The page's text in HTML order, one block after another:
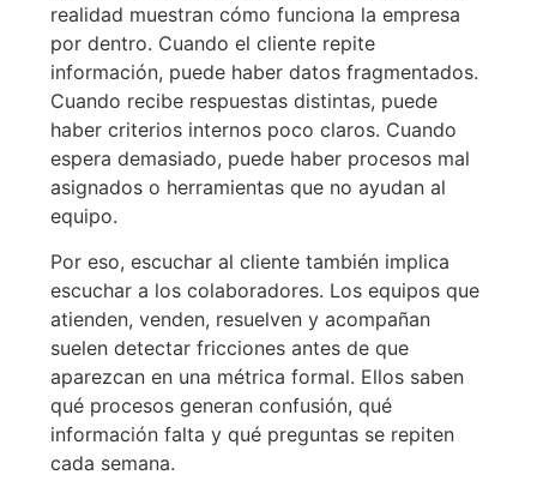
realidad muestran cómo funciona la empresa
por dentro. Cuando el cliente repite
información, puede haber datos fragmentados.
Cuando recibe respuestas distintas, puede
haber criterios internos poco claros. Cuando
espera demasiado, puede haber procesos mal
asignados o herramientas que no ayudan al
equipo.
Por eso, escuchar al cliente también implica
escuchar a los colaboradores. Los equipos que
atienden, venden, resuelven y acompañan
suelen detectar fricciones antes de que
aparezcan en una métrica formal. Ellos saben
qué procesos generan confusión, qué
información falta y qué preguntas se repiten
cada semana.